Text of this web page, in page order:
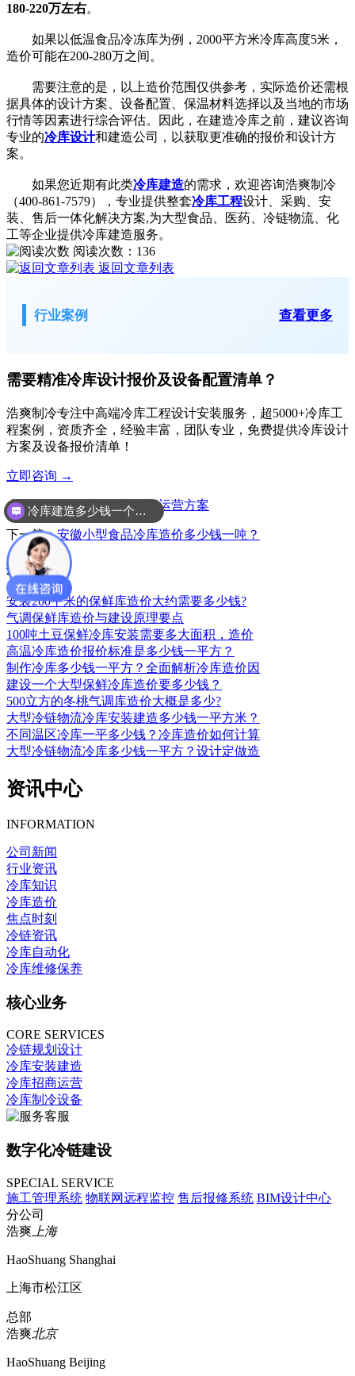
180-220万左右。
如果以低温食品冷冻库为例，2000平方米冷库高度5米，
造价可能在200-280万之间。
需要注意的是，以上造价范围仅供参考，实际造价还需根
据具体的设计方案、设备配置、保温材料选择以及当地的市场
行情等因素进行综合评估。因此，在建造冷库之前，建议咨询
专业的冷库设计和建造公司，以获取更准确的报价和设计方
案。
如果您近期有此类冷库建造的需求，欢迎咨询浩爽制冷
（400-861-7579），专业提供整套冷库工程设计、采购、安
装、售后一体化解决方案,为大型食品、医药、冷链物流、化
工等企业提供冷库建造服务。
阅读次数： 136
返回文章列表
行业案例 查看更多
需要精准冷库设计报价及设备配置清单？
浩爽制冷专注中高端冷库工程设计安装服务，超5000+冷库工
程案例，资质齐全，经验丰富，团队专业，免费提供冷库设计
方案及设备报价清单！
立即咨询 →
上一篇：江西大型物流冷库运营方案
下一篇：安徽小型食品冷库造价多少钱一吨？
推荐阅读
安装200平米的保鲜库造价大约需要多少钱?
气调保鲜库造价与建设原理要点
100吨土豆保鲜冷库安装需要多大面积，造价
高温冷库造价报价标准是多少钱一平方？
制作冷库多少钱一平方？全面解析冷库造价因
建设一个大型保鲜冷库造价要多少钱？
500立方的冬桃气调库造价大概是多少?
大型冷链物流冷库安装建造多少钱一平方米？
不同温区冷库一平多少钱？冷库造价如何计算
大型冷链物流冷库多少钱一平方？设计定做造
资讯中心
INFORMATION
公司新闻
行业资讯
冷库知识
冷库造价
焦点时刻
冷链资讯
冷库自动化
冷库维修保养
核心业务
CORE SERVICES
冷链规划设计
冷库安装建造
冷库招商运营
冷库制冷设备
数字化冷链建设
SPECIAL SERVICE
施工管理系统 物联网远程监控 售后报修系统 BIM设计中心
分公司
浩爽 上海
HaoShuang Shanghai
上海市松江区
总部
浩爽北京
HaoShuang Beijing
冷库建造多少钱一个平方